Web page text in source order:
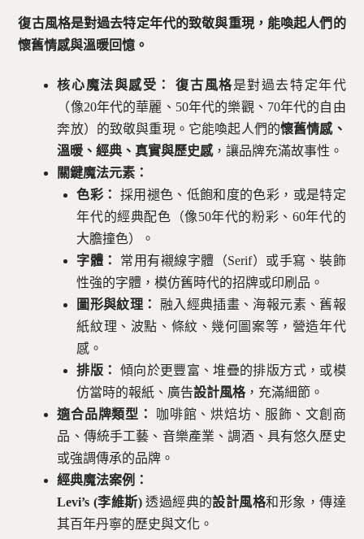
復古風格是對過去特定年代的致敬與重現，能喚起人們的
懷舊情感與溫暖回憶。
核心魔法與感受： 復古風格是對過去特定年代
（像20年代的華麗、50年代的樂觀、70年代的自由
奔放）的致敬與重現。它能喚起人們的懷舊情感、
溫暖、經典、真實與歷史感，讓品牌充滿故事性。
關鍵魔法元素：
色彩：
採用褪色、低飽和度的色彩，或是特定
年代的經典配色（像50年代的粉彩、60年代的
大膽撞色）。
字體：
常用有襯線字體（Serif）或手寫、裝飾
性強的字體，模仿舊時代的招牌或印刷品。
圖形與紋理：
融入經典插畫、海報元素、舊報
紙紋理、波點、條紋、幾何圖案等，營造年代
感。
排版：
傾向於更豐富、堆疊的排版方式，或模
仿當時的報紙、廣告設計風格，充滿細節。
適合品牌類型：
咖啡館、烘焙坊、服飾、文創商
品、傳統手工藝、音樂產業、調酒、具有悠久歷史
或強調傳承的品牌。
經典魔法案例：
Levi’s (李維斯)透過經典的設計風格和形象，傳達
其百年丹寧的歷史與文化。